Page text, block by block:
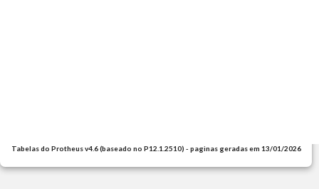
Tabelas do Protheus v4.6 (baseado no P12.1.2510) - paginas geradas em 13/01/2026